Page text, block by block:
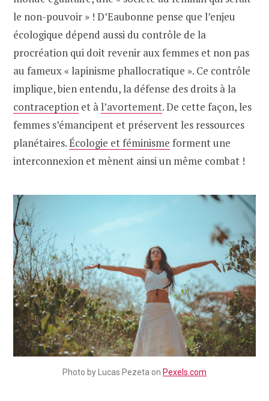
le non-pouvoir » ! D’Eaubonne pense que l’enjeu
écologique dépend aussi du contrôle de la
procréation qui doit revenir aux femmes et non pas
au fameux « lapinisme phallocratique ». Ce contrôle
implique, bien entendu, la défense des droits à la
contraception et à l’avortement. De cette façon, les
femmes s’émancipent et préservent les ressources
planétaires.Écologie et féminisme forment une
interconnexion et mènent ainsi un même combat !
Photo by Lucas Pezeta on Pexels.com